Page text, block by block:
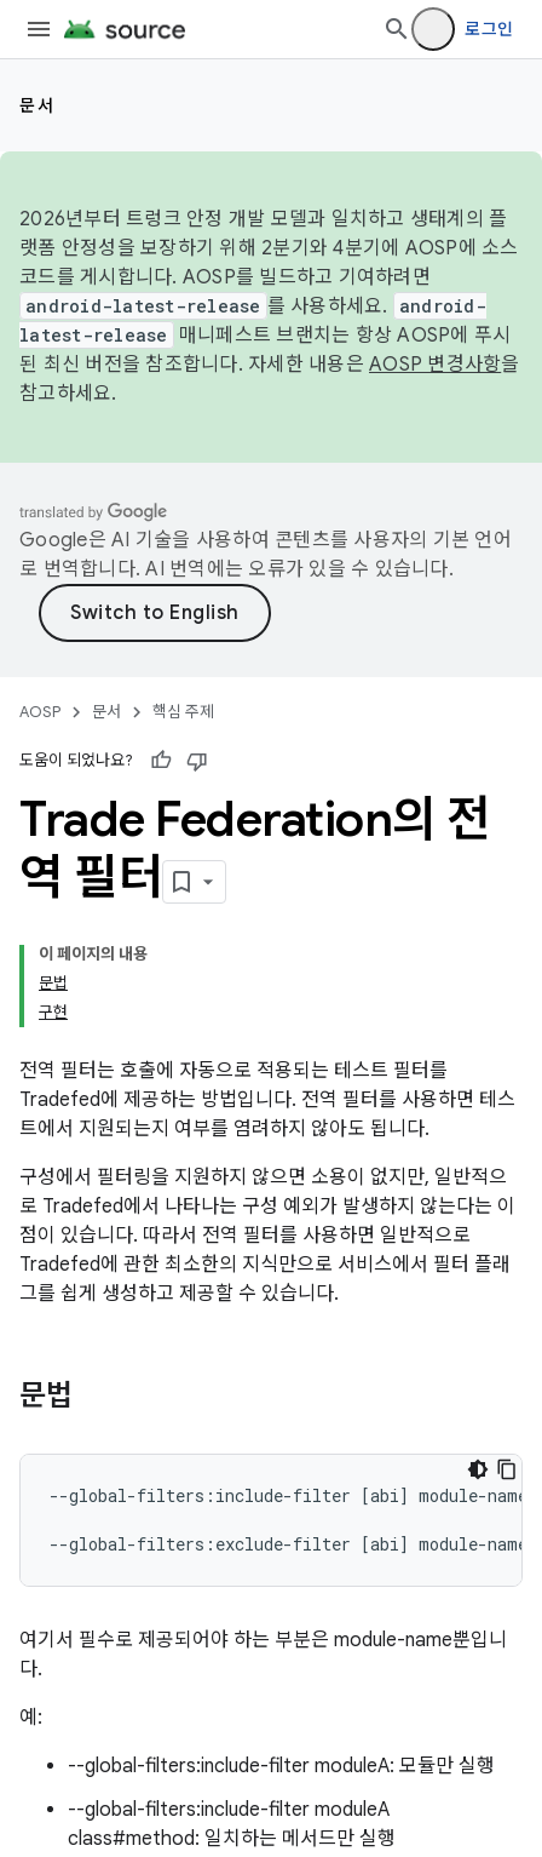
로그인
문서
2026년부터 트렁크 안정 개발 모델과 일치하고 생태계의 플
랫폼 안정성을 보장하기 위해 2분기와 4분기에 AOSP에 소스
코드를 게시합니다. AOSP를 빌드하고 기여하려면
android-latest-release 를 사용하세요.
android-
latest-release
매니페스트 브랜치는 항상 AOSP에 푸시
된 최신 버전을 참조합니다. 자세한 내용은 AOSP 변경사항을
참고하세요.
Google은 AI 기술을 사용하여 콘텐츠를 사용자의 기본 언어
로 번역합니다. AI 번역에는 오류가 있을 수 있습니다.
AOSP 문서 핵심 주제
도움이 되었나요?
Trade Federation의 전
역 필터
이 페이지의 내용
문법
구현
전역 필터는 호출에 자동으로 적용되는 테스트 필터를
Tradefed에 제공하는 방법입니다. 전역 필터를 사용하면 테스
트에서 지원되는지 여부를 염려하지 않아도 됩니다.
구성에서 필터링을 지원하지 않으면 소용이 없지만, 일반적으
로 Tradefed에서 나타나는 구성 예외가 발생하지 않는다는 이
점이 있습니다. 따라서 전역 필터를 사용하면 일반적으로
Tradefed에 관한 최소한의 지식만으로 서비스에서 필터 플래
그를 쉽게 생성하고 제공할 수 있습니다.
문법
--global-filters:include-filter [abi] module-name
--global-filters:exclude-filter [abi] module-name
여기서 필수로 제공되어야 하는 부분은 module-name뿐입니
다.
예:
--global-filters:include-filter moduleA: 모듈만 실행
--global-filters:include-filter moduleA
class#method: 일치하는 메서드만 실행